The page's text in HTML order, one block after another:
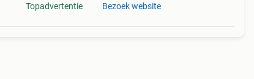
Topadvertentie Bezoek website